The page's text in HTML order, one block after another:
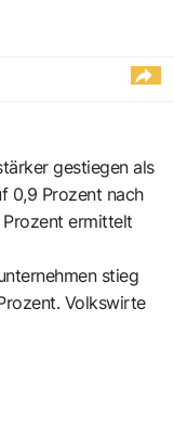
gestiegen als
0,9 Prozent nach
ermittelt
stieg
Volkswirte